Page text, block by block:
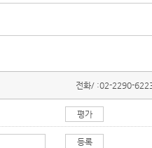
전화/ :02-2290-